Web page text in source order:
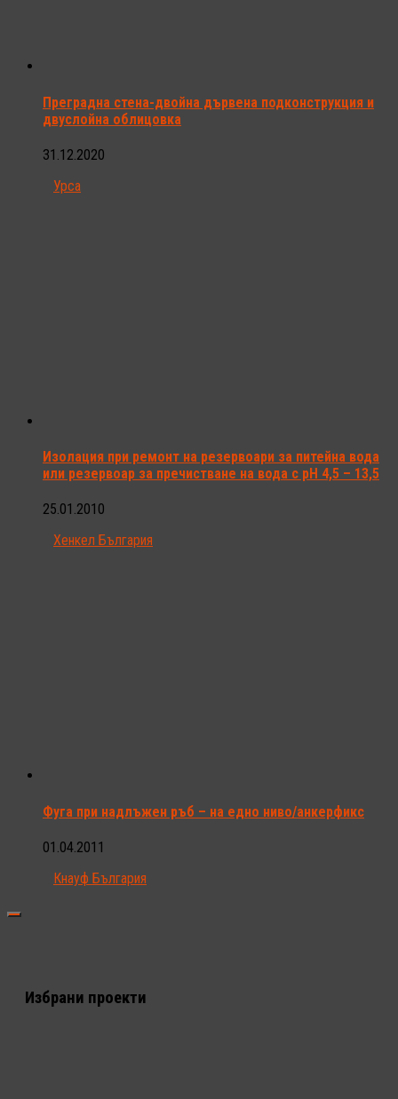
Преградна стена-двойна дървена подконструкция и
двуслойна облицовка
31.12.2020
Урса
Изолация при ремонт на резервоари за питейна вода
или резервоар за пречистване на вода с рН 4,5 – 13,5
25.01.2010
Хенкел България
Фуга при надлъжен ръб – на едно ниво/анкерфикс
01.04.2011
Кнауф България
Избрани проекти